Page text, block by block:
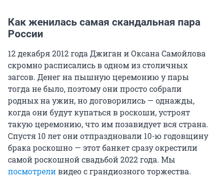
Как женилась самая скандальная пара
России
12 декабря 2012 года Джиган и Оксана Самойлова
скромно расписались в одном из столичных
загсов. Денег на пышную церемонию у пары
тогда не было, поэтому они просто собрали
родных на ужин, но договорились — однажды,
когда они будут купаться в роскоши, устроят
такую церемонию, что им позавидует вся страна.
Спустя 10 лет они отпраздновали 10-ю годовщину
брака роскошно — этот банкет сразу окрестили
самой роскошной свадьбой 2022 года. Мы
посмотреливидео с грандиозного торжества.